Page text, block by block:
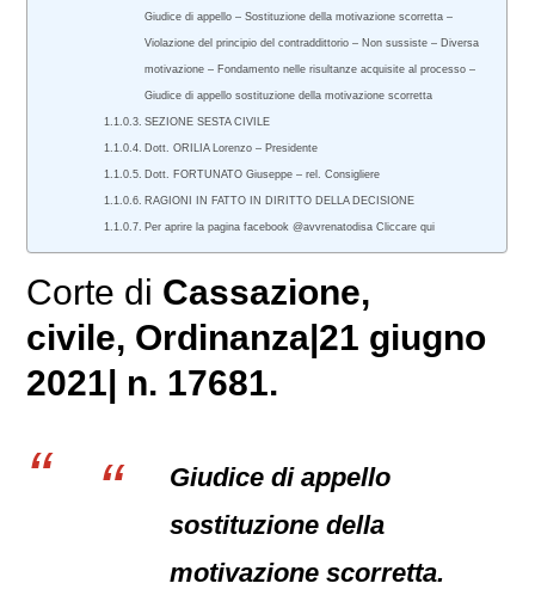
Giudice di appello – Sostituzione della motivazione scorretta –
Violazione del principio del contraddittorio – Non sussiste – Diversa
motivazione – Fondamento nelle risultanze acquisite al processo –
Giudice di appello sostituzione della motivazione scorretta
SEZIONE SESTA CIVILE
Dott. ORILIA Lorenzo – Presidente
Dott. FORTUNATO Giuseppe – rel. Consigliere
RAGIONI IN FATTO IN DIRITTO DELLA DECISIONE
Per aprire la pagina facebook @avvrenatodisa Cliccare qui
Corte di Cassazione,
civile, Ordinanza|21 giugno
2021| n. 17681.
Giudice di appello
sostituzione della
motivazione scorretta.